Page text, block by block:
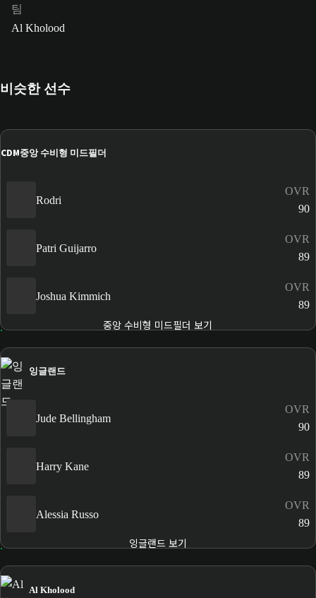
팀
Al Kholood
비슷한 선수
CDM중앙 수비형 미드필더
Rodri
OVR
90
Patri Guijarro
OVR
89
Joshua Kimmich
OVR
89
중앙 수비형 미드필더 보기
잉글랜드
Jude Bellingham
OVR
90
Harry Kane
OVR
89
Alessia Russo
OVR
89
잉글랜드 보기
Al Kholood